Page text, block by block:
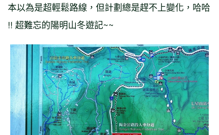
本以為是超輕鬆路線，但計劃總是趕不上變化，哈哈
!! 超難忘的陽明山冬遊記~~